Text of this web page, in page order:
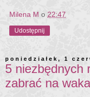
Milena M o 22:47
Udostępnij
poniedziałek, 1
5 niezbędnych
zabrać na